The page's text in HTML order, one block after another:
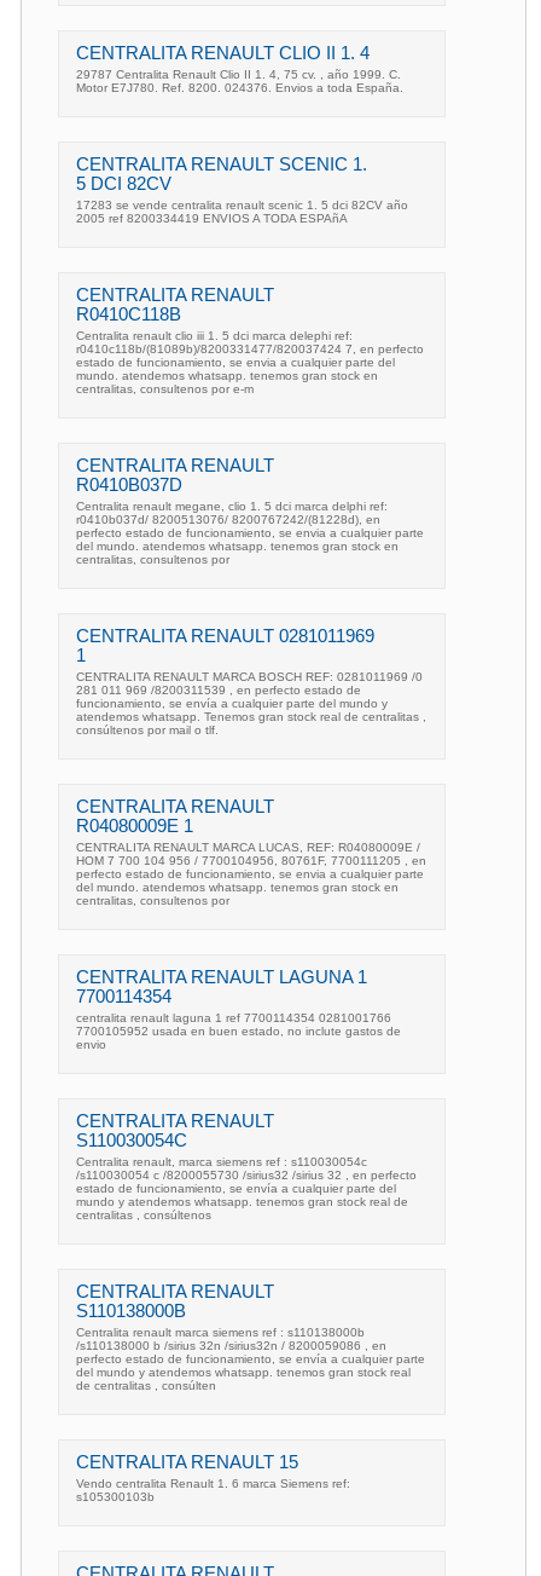
CENTRALITA RENAULT CLIO II 1. 4
29787 Centralita Renault Clio II 1. 4, 75 cv. , año 1999. C.
Motor E7J780. Ref. 8200. 024376. Envios a toda España.
CENTRALITA RENAULT SCENIC 1.
5 DCI 82CV
17283 se vende centralita renault scenic 1. 5 dci 82CV año
2005 ref 8200334419 ENVIOS A TODA ESPAñA
CENTRALITA RENAULT
R0410C118B
Centralita renault clio iii 1. 5 dci marca delephi ref:
r0410c118b/(81089b)/8200331477/820037424 7, en perfecto
estado de funcionamiento, se envia a cualquier parte del
mundo. atendemos whatsapp. tenemos gran stock en
centralitas, consultenos por e-m
CENTRALITA RENAULT
R0410B037D
Centralita renault megane, clio 1. 5 dci marca delphi ref:
r0410b037d/ 8200513076/ 8200767242/(81228d), en
perfecto estado de funcionamiento, se envia a cualquier parte
del mundo. atendemos whatsapp. tenemos gran stock en
centralitas, consultenos por
CENTRALITA RENAULT 0281011969
1
CENTRALITA RENAULT MARCA BOSCH REF: 0281011969 /0
281 011 969 /8200311539 , en perfecto estado de
funcionamiento, se envía a cualquier parte del mundo y
atendemos whatsapp. Tenemos gran stock real de centralitas ,
consúltenos por mail o tlf.
CENTRALITA RENAULT
R04080009E 1
CENTRALITA RENAULT MARCA LUCAS, REF: R04080009E /
HOM 7 700 104 956 / 7700104956, 80761F, 7700111205 , en
perfecto estado de funcionamiento, se envia a cualquier parte
del mundo. atendemos whatsapp. tenemos gran stock en
centralitas, consultenos por
CENTRALITA RENAULT LAGUNA 1
7700114354
centralita renault laguna 1 ref 7700114354 0281001766
7700105952 usada en buen estado, no inclute gastos de
envio
CENTRALITA RENAULT
S110030054C
Centralita renault, marca siemens ref : s110030054c
/s110030054 c /8200055730 /sirius32 /sirius 32 , en perfecto
estado de funcionamiento, se envía a cualquier parte del
mundo y atendemos whatsapp. tenemos gran stock real de
centralitas , consúltenos
CENTRALITA RENAULT
S110138000B
Centralita renault marca siemens ref : s110138000b
/s110138000 b /sirius 32n /sirius32n / 8200059086 , en
perfecto estado de funcionamiento, se envía a cualquier parte
del mundo y atendemos whatsapp. tenemos gran stock real
de centralitas , consúlten
CENTRALITA RENAULT 15
Vendo centralita Renault 1. 6 marca Siemens ref:
s105300103b